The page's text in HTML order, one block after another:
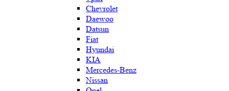
Chevrolet
Daewoo
Datsun
Fiat
Hyundai
KIA
Mercedes-Benz
Nissan